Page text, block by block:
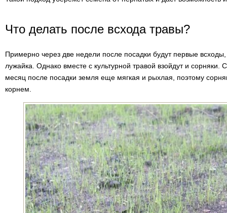
Что делать после всхода травы?
Примерно через две недели после посадки будут первые
лужайка. Однако вместе с культурной травой взойдут и
месяц после посадки земля еще мягкая и рыхлая, поэтому
корнем.